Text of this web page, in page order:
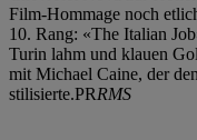
Film-Hommage noch
10. Rang: «The Italian
Turin lahm und klauen
mit Michael Caine, der
stilisierte.PRRMS